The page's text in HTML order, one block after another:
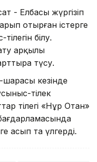
- Елбасы жүргізіп
отырған істерге
білу.
арқылы
түсу.
кезінде
тілек
тілегі «Нұр Отан»
асып та үлгерді.